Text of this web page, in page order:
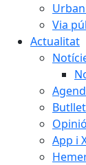
Via
Actualitat
App i